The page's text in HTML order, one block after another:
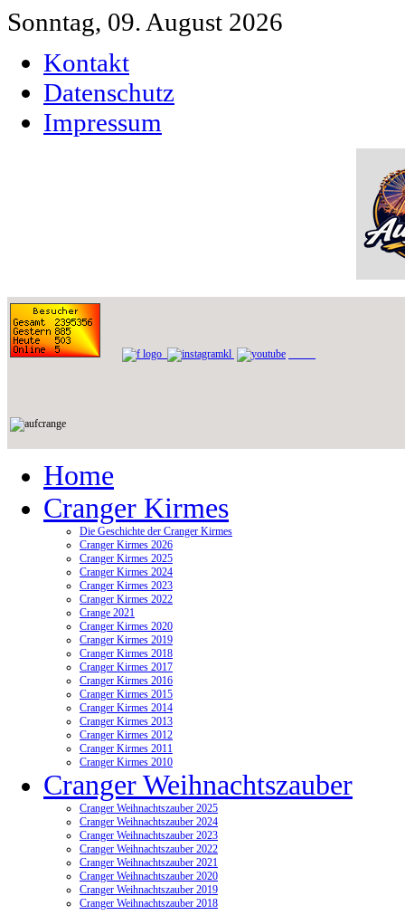
Sonntag, 09. August 2026
Kontakt
Datenschutz
Impressum
Home
Cranger Kirmes
Die Geschichte der Cranger Kirmes
Cranger Kirmes 2026
Cranger Kirmes 2025
Cranger Kirmes 2024
Cranger Kirmes 2023
Cranger Kirmes 2022
Crange 2021
Cranger Kirmes 2020
Cranger Kirmes 2019
Cranger Kirmes 2018
Cranger Kirmes 2017
Cranger Kirmes 2016
Cranger Kirmes 2015
Cranger Kirmes 2014
Cranger Kirmes 2013
Cranger Kirmes 2012
Cranger Kirmes 2011
Cranger Kirmes 2010
Cranger Weihnachtszauber
Cranger Weihnachtszauber 2025
Cranger Weihnachtszauber 2024
Cranger Weihnachtszauber 2023
Cranger Weihnachtszauber 2022
Cranger Weihnachtszauber 2021
Cranger Weihnachtszauber 2020
Cranger Weihnachtszauber 2019
Cranger Weihnachtszauber 2018